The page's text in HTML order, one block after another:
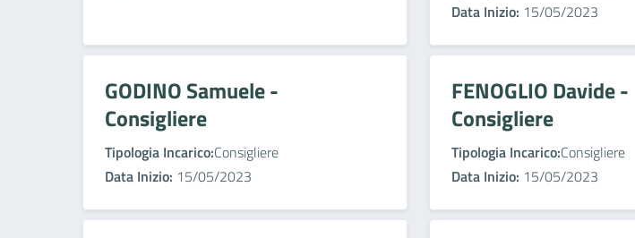
Data Inizio: 15/05/2023
GODINO Samuele -
Consigliere
Tipologia Incarico:Consigliere
Data Inizio: 15/05/2023
FENOGLIO Davide -
Consigliere
Tipologia Incarico:Consigliere
Data Inizio: 15/05/2023